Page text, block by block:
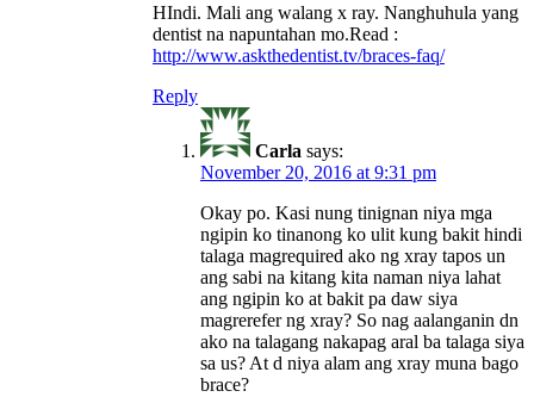
HIndi. Mali ang walang x ray. Nanghuhula yang
dentist na napuntahan mo.Read :
http://www.askthedentist.tv/braces-faq/
Reply
Carla says:
November 20, 2016 at 9:31 pm
Okay po. Kasi nung tinignan niya mga
ngipin ko tinanong ko ulit kung bakit hindi
talaga magrequired ako ng xray tapos un
ang sabi na kitang kita naman niya lahat
ang ngipin ko at bakit pa daw siya
magrerefer ng xray? So nag aalanganin dn
ako na talagang nakapag aral ba talaga siya
sa us? At d niya alam ang xray muna bago
brace?